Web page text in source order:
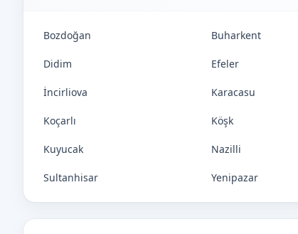
Bozdoğan Buharkent
Didim Efeler
İncirliova Karacasu
Koçarlı Köşk
Kuyucak Nazilli
Sultanhisar Yenipazar